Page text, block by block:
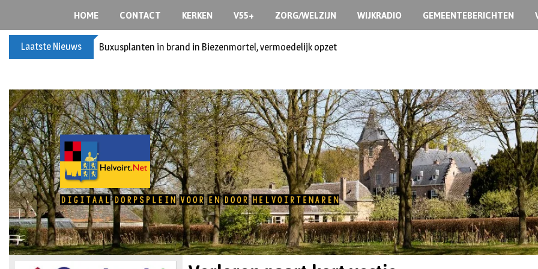
HOME CONTACT KERKEN V55+ ZORG/WELZIJN WIJKRADIO GEMEENTEBERICHTEN
Laatste Nieuws Buxusplanten in brand in Biezenmortel, vermoedelijk opzet